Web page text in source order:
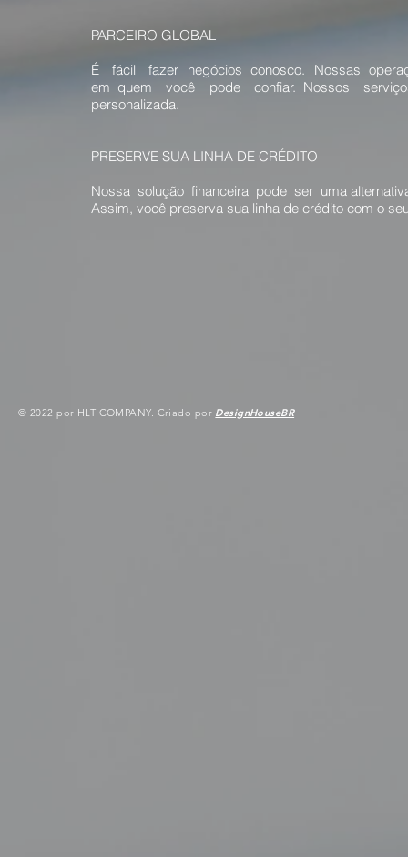
PARCEIRO GLOBAL
É fácil fazer negócios conosco. Nossas
em quem você pode confiar. Nossos
personalizada.
PRESERVE SUA LINHA DE CRÉDITO​
Nossa solução financeira pode ser uma
Assim, você preserva sua linha de crédito com o
© 2022 por HLT COMPANY. Criado por DesignHouseBR